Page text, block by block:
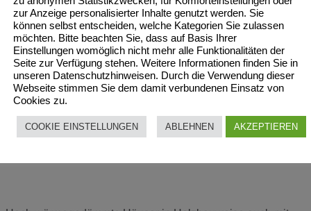
mittlerweile sogar Häuser in Holz-Fertigbauweise
zur Anzeige personalisierter Inhalte genutzt werden. Sie
können selbst entscheiden, welche Kategorien Sie zulassen
möchten. Bitte beachten Sie, dass auf Basis Ihrer
Einstellungen womöglich nicht mehr alle Funktionalitäten der
Seite zur Verfügung stehen. Weitere Informationen finden Sie in
unseren Datenschutzhinweisen. Durch die Verwendung dieser
Webseite stimmen Sie dem damit verbundenen Einsatz von
Cookies zu.
COOKIE EINSTELLUNGEN ABLEHNEN AKZEPTIEREN